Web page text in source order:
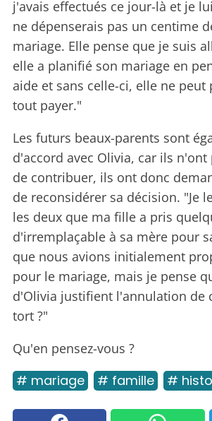
j'avais effectués ce jour-là et je
ne dépenserais pas un centime
mariage. Elle pense que je suis
elle a planifié son mariage en
aide et sans celle-ci, elle ne peut
tout payer."
Les futurs beaux-parents sont
d'accord avec Olivia, car ils n'ont
de contribuer, ils ont donc
de reconsidérer sa décision. "Je
les deux que ma fille a pris
d'irremplaçable à sa mère pour
que nous avions initialement
pour le mariage, mais je pense
d'Olivia justifient l'annulation de
tort ?"
Qu'en pensez-vous ?
# mariage # famille #